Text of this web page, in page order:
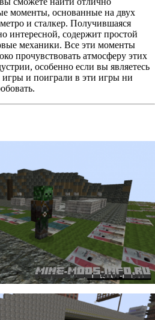
моменты, основанные на двух
и сталкер. Получившаяся
интересной, содержит простой
механики. Все эти моменты
прочувствовать атмосферу этих
особенно если вы являетесь
и поиграли в эти игры ни